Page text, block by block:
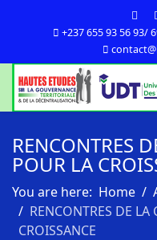
+237 655 93 56 93/
RENCONTRES
POUR LA
You are here: Home
RENCONTRES DE
CROISSANCE